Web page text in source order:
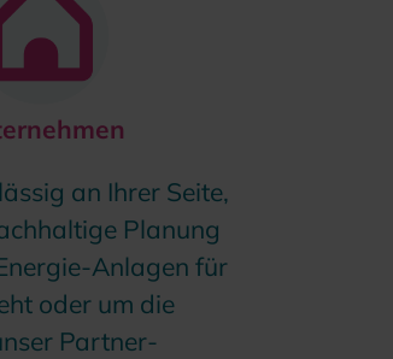
an Ihrer Seite,
Planung
Anlagen für
oder um die
Partner-